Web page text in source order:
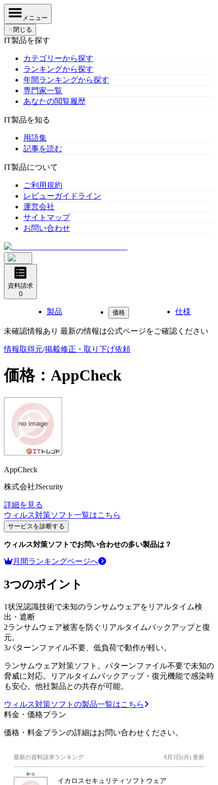
メニュー
✕ 閉じる
IT製品を探す
カテゴリーから探す
ランキングから探す
年間ランキングから探す
専門家一覧
あなたの閲覧履歴
IT製品を知る
用語集
記事を読む
IT製品について
ご利用規約
レビューガイドライン
運営会社
サイトマップ
お問い合わせ
資料請求
0
製品 価格 仕様
未確認情報あり 最新の情報は公式ページをご確認ください
情報取得元/掲載修正・取り下げ依頼
価格： AppCheck
AppCheck
株式会社JSecurity
詳細を見る
ウィルス対策ソフト 一覧はこちら
サービスを診断する
ウィルス対策ソフトでお問い合わせの多い製品は？
月間ランキングページへ
3つのポイント
1状況認識技術で未知のランサムウェアをリアルタイム検
出・遮断
2ランサムウェア被害を防ぐリアルタイムバックアップと復
元。
3パターンファイル不要、低負荷で動作が軽い。
ランサムウェア対策ソフト。パターンファイル不要で未知の
脅威に対応。リアルタイムバックアップ・復元機能で感染時
も安心。他社製品との共存が可能。
ウィルス対策ソフトの製品一覧はこちら
料金・価格プラン
価格・料金プランの詳細はお問い合わせください。
最新の資料請求ランキング 8月3日(月) 更新
第1位
イカロスセキュリティソフトウェア